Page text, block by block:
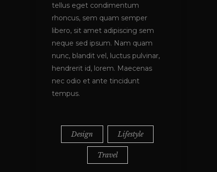
tellus eget condimentum
rhoncus, sem quam semper
libero, sit amet adipiscing sem
neque sed ipsum. Nam quam
nunc, blandit vel, luctus pulvinar,
hendrerit id, lorem. Maecenas
nec odio et ante tincidunt
tempus.
Design Lifestyle
Travel